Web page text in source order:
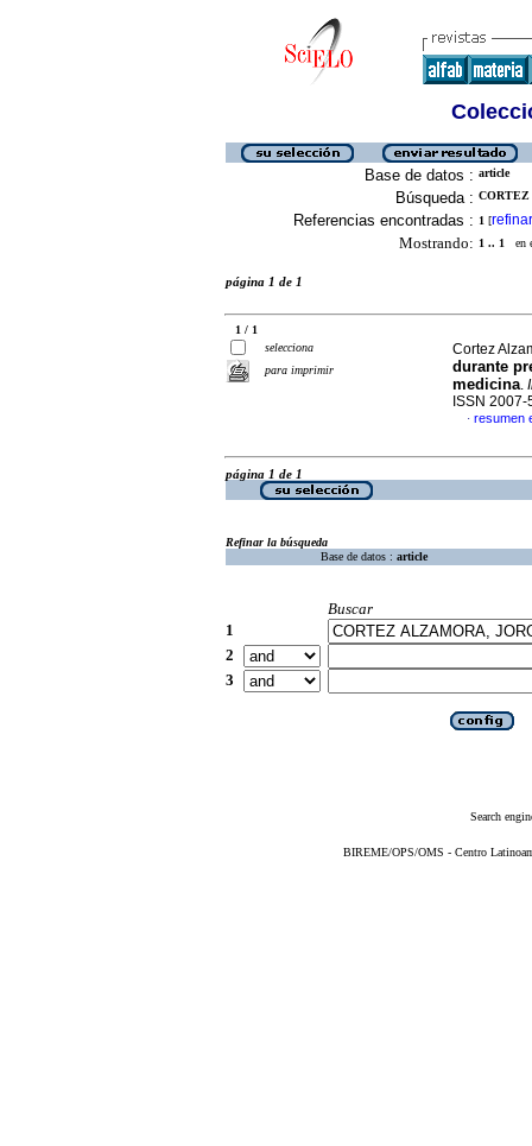
Base de datos : article
Búsqueda :
Referencias encontradas : 1 [refinar
Mostrando: 1 .. 1 en
página 1 de 1
1 / 1
selecciona
para imprimir
Cortez
durante
medicina.
ISSN 2007-
· resumen
página 1 de 1
Refinar la búsqueda
Base de datos : article
Buscar
1
2
3
Search
BIREME/OPS/OMS - Centro